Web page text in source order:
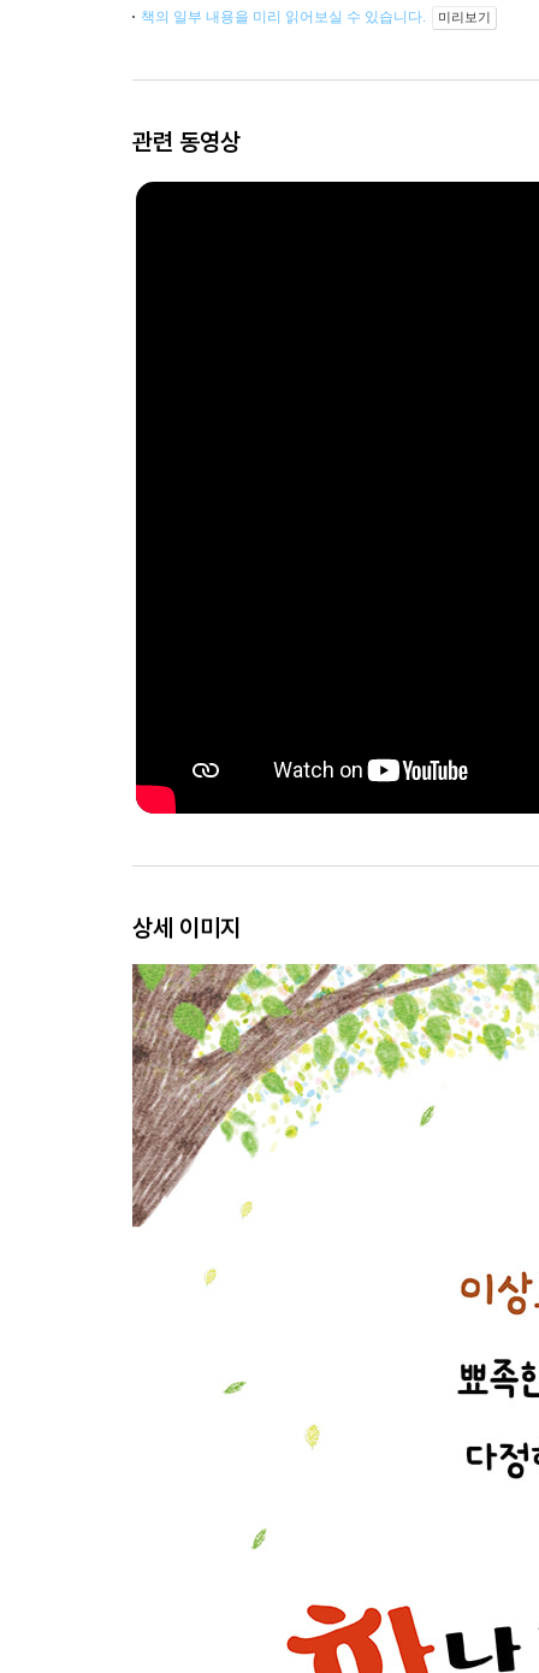
책의 일부 내용을 미리 읽어보실 수 있습니다. 미리보기
관련 동영상
상세 이미지